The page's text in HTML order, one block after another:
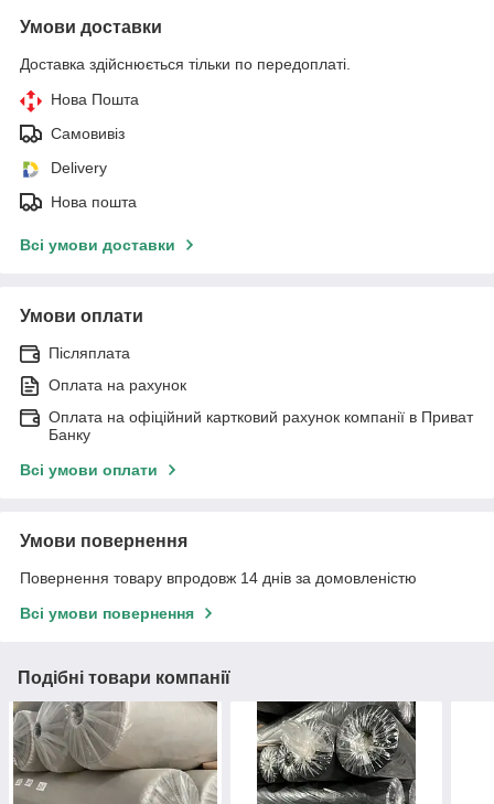
Умови доставки
Доставка здійснюється тільки по передоплаті.
Нова Пошта
Самовивіз
Delivery
Нова пошта
Всі умови доставки
Умови оплати
Післяплата
Оплата на рахунок
Оплата на офіційний картковий рахунок компанії в Приват
Банку
Всі умови оплати
Умови повернення
Повернення товару впродовж 14 днів за домовленістю
Всі умови повернення
Подібні товари компанії